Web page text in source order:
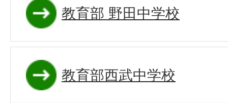
教育部 野田中学校
教育部西武中学校